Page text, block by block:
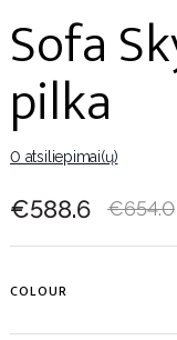
Sofa
pilka
0 atsiliepimai(ų)
€588.6 €654.0
COLOUR